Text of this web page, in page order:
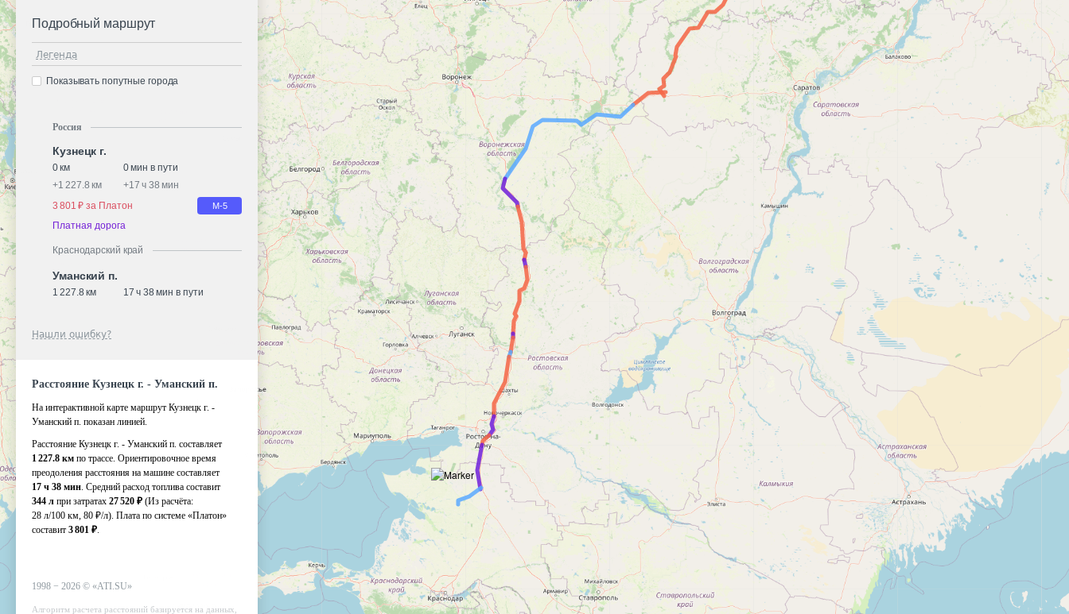
Подробный маршрут
Легенда
Показывать попутные города
Россия
Кузнецк г.
0 км
0 мин в пути
+1 227.8 км +17 ч 38 мин
3 801 ₽ за Платон
М-5
Платная дорога
Краснодарский край
Уманский п.
1 227.8 км 17 ч 38 мин в пути
Нашли ошибку?
Расстояние Кузнецк г. - Уманский п.
На интерактивной карте маршрут Кузнецк г. -
Уманский п. показан линией.
Расстояние Кузнецк г. - Уманский п. составляет
1 227.8 км по трассе. Ориентировочное время
преодоления расстояния на машине составляет
17 ч 38 мин. Средний расход топлива составит
344 л при затратах 27 520 ₽ (Из расчёта:
28 л/100 км, 80 ₽/л). Плата по системе «Платон»
составит 3 801 ₽.
1998 − 2026 © «ATI.SU»
Алгоритм расчета расстояний базируется на данных,